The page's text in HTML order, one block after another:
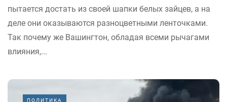
пытается достать из своей шапки белых зайцев, а на
деле они оказываются разноцветными ленточками.
Так почему же Вашингтон, обладая всеми рычагами
влияния,...
ПОЛИТИКА